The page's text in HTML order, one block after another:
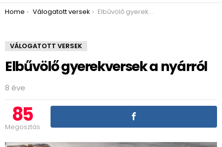
You are here:
Home Válogatott versek Elbűvölő gyerekversek a nyárról
VÁLOGATOTT VERSEK
Elbűvölő gyerekversek a nyárról
8 éve
85
Megosztás